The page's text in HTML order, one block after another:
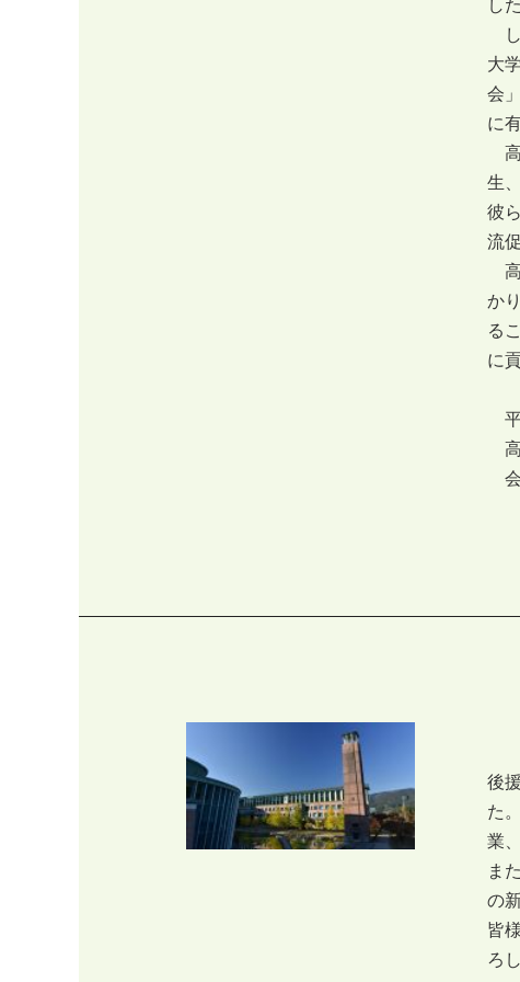
し
大
会
に
高
生
彼
流
高
か
る
に
平
高
後
た
業
ま
の
皆
ろ